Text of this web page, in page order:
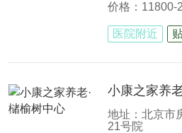
价格：11800-
医院附近
小康之家养
地址：北京市
21号院